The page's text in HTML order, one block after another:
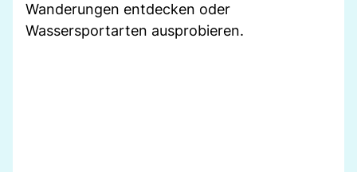
Wanderungen entdecken oder
Wassersportarten ausprobieren.